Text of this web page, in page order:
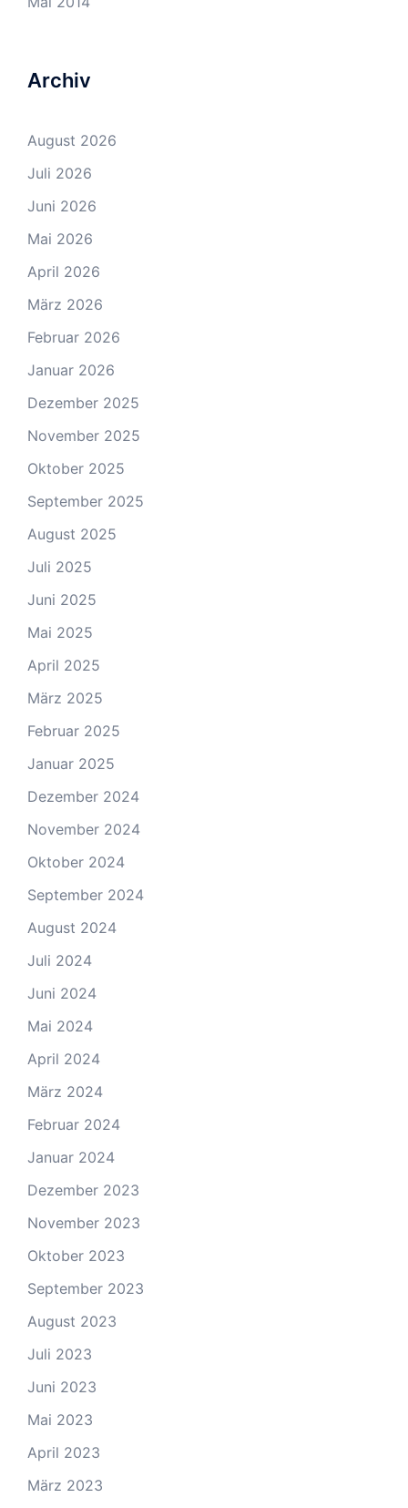
Archiv
August 2026
Juli 2026
Juni 2026
Mai 2026
April 2026
März 2026
Februar 2026
Januar 2026
Dezember 2025
November 2025
Oktober 2025
September 2025
August 2025
Juli 2025
Juni 2025
Mai 2025
April 2025
März 2025
Februar 2025
Januar 2025
Dezember 2024
November 2024
Oktober 2024
September 2024
August 2024
Juli 2024
Juni 2024
Mai 2024
April 2024
März 2024
Februar 2024
Januar 2024
Dezember 2023
November 2023
Oktober 2023
September 2023
August 2023
Juli 2023
Juni 2023
Mai 2023
April 2023
März 2023